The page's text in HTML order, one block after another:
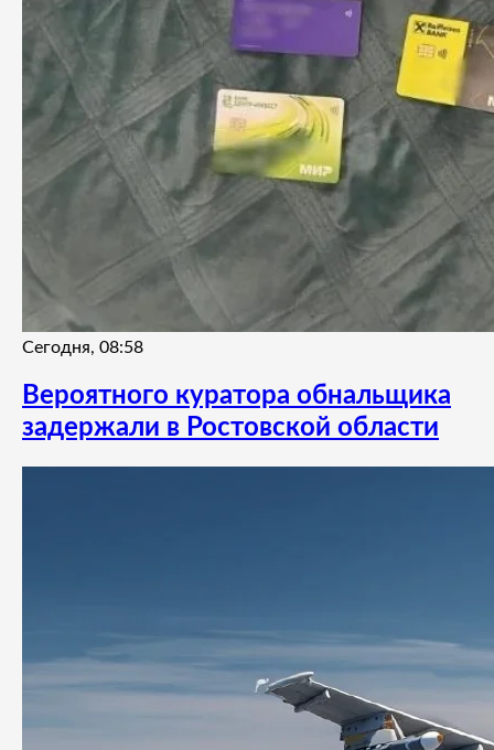
Сегодня, 08:58
Вероятного куратора обнальщика
задержали в Ростовской области